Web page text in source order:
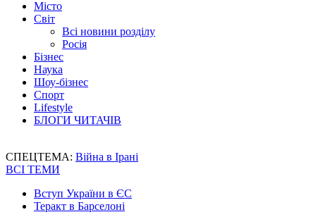
Місто
Світ
Всі новини розділу
Росія
Бізнес
Наука
Шоу-бізнес
Спорт
Lifestyle
БЛОГИ ЧИТАЧІВ
СПЕЦТЕМА: Війна в Ірані
ВСІ ТЕМИ
Вступ України в ЄС
Теракт в Барселоні